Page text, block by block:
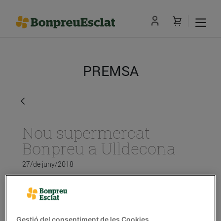
PREMSA
Nou supermercat
Bonpreu a Ulldecona
27/de juny/2018
L’establiment té una superfície de vendes
d’aparcament
Gestió del consentiment de les Cookies